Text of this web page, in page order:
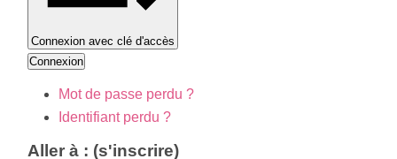
Connexion avec clé d'accès
Connexion
Mot de passe perdu ?
Identifiant perdu ?
Aller à : (s'inscrire)